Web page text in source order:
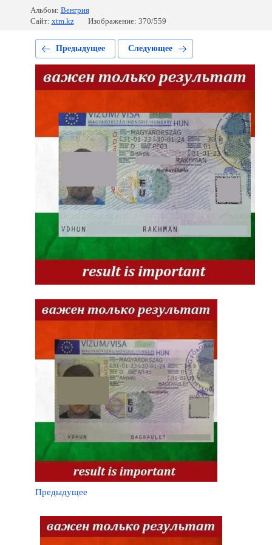
Альбом: Венгрия
Сайт: xtm.kz Изображение: 370/559
Предыдущее Следующее
Предыдущее